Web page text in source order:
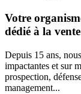
Votre
dédié à la vente
Depuis 15 ans,
impactantes et sur
prospection,
management...